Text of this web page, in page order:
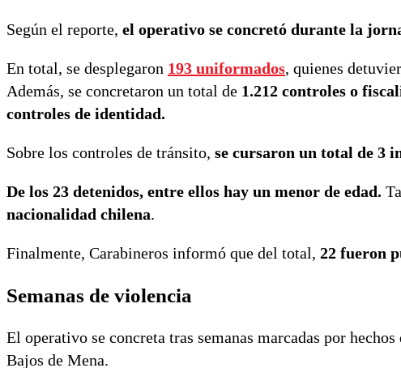
Según el reporte, el operativo se concretó durante la
En total, se desplegaron 193 uniformados, quienes
Además, se concretaron un total de 1.212 controles o
controles de identidad.
Sobre los controles de tránsito, se cursaron un total de 3
De los 23 detenidos, entre ellos hay un menor de edad.
nacionalidad chilena.
Finalmente, Carabineros informó que del total, 22 fueron
Semanas de violencia
El operativo se concreta tras semanas marcadas por
Bajos de Mena.